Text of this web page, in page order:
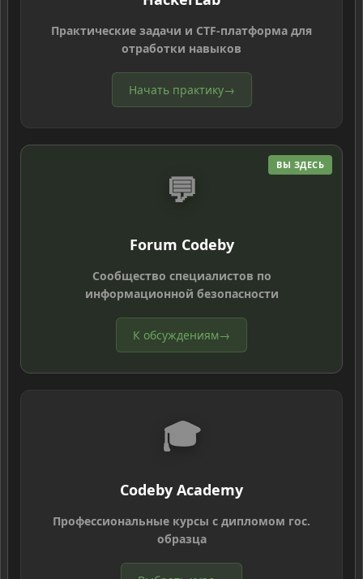
Практические задачи и CTF-платформа для
отработки навыков
Начать практику→
ВЫ ЗДЕСЬ
💬
Forum Codeby
Сообщество специалистов по
информационной безопасности
К обсуждениям→
🎓
Codeby Academy
Профессиональные курсы с дипломом гос.
образца